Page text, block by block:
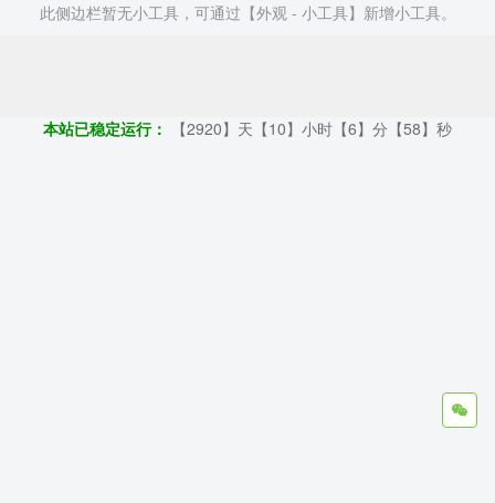
此侧边栏暂无小工具，可通过【外观 - 小工具】新增小工具。
本站已稳定运行：
【2920】天【10】小时【6】分【59】秒